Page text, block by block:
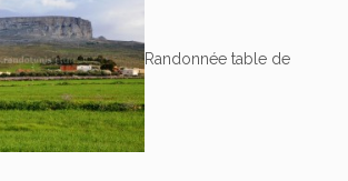
Randonnée table de